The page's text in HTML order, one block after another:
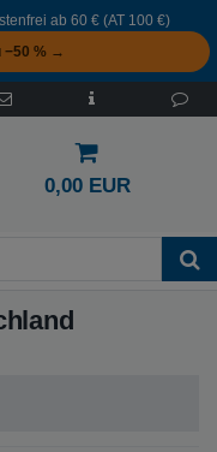
ab 60 € (AT 100 €)
−50 % →
0,00 EUR